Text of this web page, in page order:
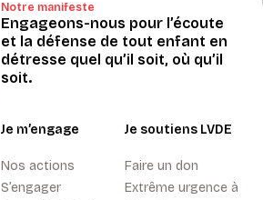
Notre manifeste
Engageons-nous pour l’écoute
et la défense de tout enfant en
détresse quel qu’il soit, où qu’il
soit.
Je m’engage
Nos actions
S’engager
Je soutiens LVDE
Faire un don
Extrême urgence à